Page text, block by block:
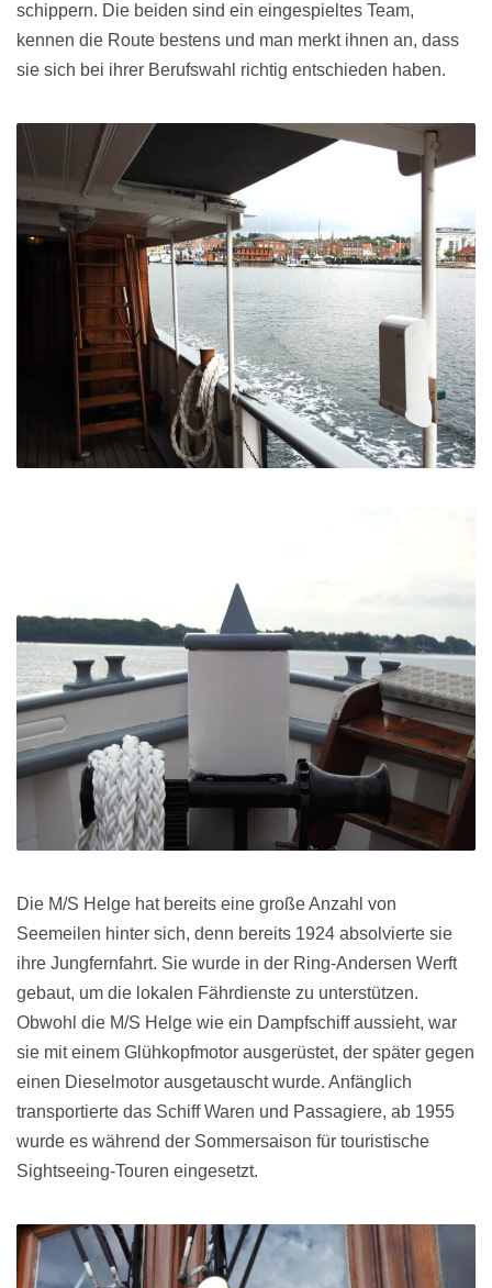
schippern. Die beiden sind ein eingespieltes Team,
kennen die Route bestens und man merkt ihnen an, dass
sie sich bei ihrer Berufswahl richtig entschieden haben.
Die M/S Helge hat bereits eine große Anzahl von
Seemeilen hinter sich, denn bereits 1924 absolvierte sie
ihre Jungfernfahrt. Sie wurde in der Ring-Andersen Werft
gebaut, um die lokalen Fährdienste zu unterstützen.
Obwohl die M/S Helge wie ein Dampfschiff aussieht, war
sie mit einem Glühkopfmotor ausgerüstet, der später gegen
einen Dieselmotor ausgetauscht wurde. Anfänglich
transportierte das Schiff Waren und Passagiere, ab 1955
wurde es während der Sommersaison für touristische
Sightseeing-Touren eingesetzt.